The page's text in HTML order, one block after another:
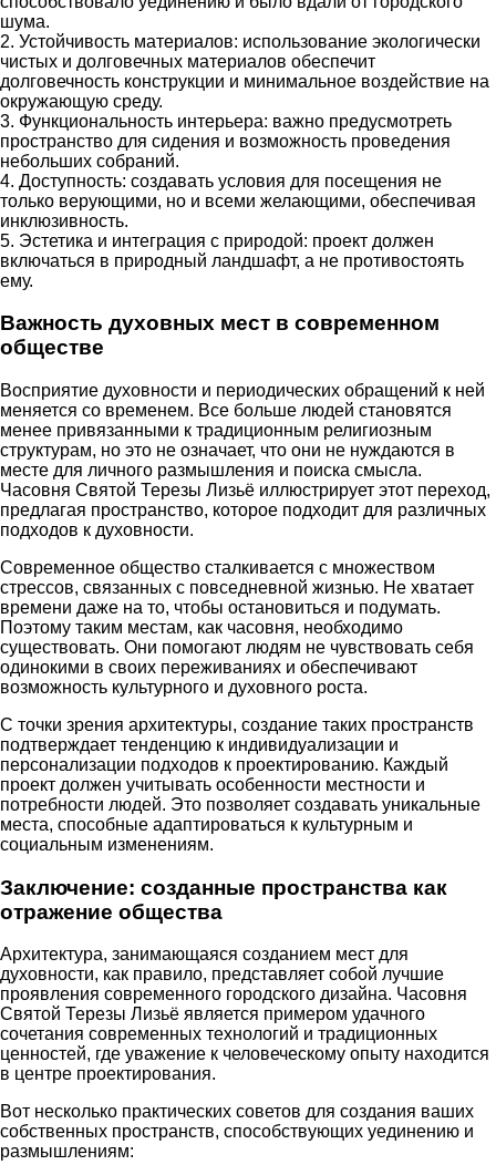
шума.
2. Устойчивость материалов: использование экологически
чистых и долговечных материалов обеспечит
долговечность конструкции и минимальное воздействие на
окружающую среду.
3. Функциональность интерьера: важно предусмотреть
пространство для сидения и возможность проведения
небольших собраний.
4. Доступность: создавать условия для посещения не
только верующими, но и всеми желающими, обеспечивая
инклюзивность.
5. Эстетика и интеграция с природой: проект должен
включаться в природный ландшафт, а не противостоять
ему.
Важность духовных мест в современном
обществе
Восприятие духовности и периодических обращений к ней
меняется со временем. Все больше людей становятся
менее привязанными к традиционным религиозным
структурам, но это не означает, что они не нуждаются в
месте для личного размышления и поиска смысла.
Часовня Святой Терезы Лизьё иллюстрирует этот переход,
предлагая пространство, которое подходит для различных
подходов к духовности.
Современное общество сталкивается с множеством
стрессов, связанных с повседневной жизнью. Не хватает
времени даже на то, чтобы остановиться и подумать.
Поэтому таким местам, как часовня, необходимо
существовать. Они помогают людям не чувствовать себя
одинокими в своих переживаниях и обеспечивают
возможность культурного и духовного роста.
С точки зрения архитектуры, создание таких пространств
подтверждает тенденцию к индивидуализации и
персонализации подходов к проектированию. Каждый
проект должен учитывать особенности местности и
потребности людей. Это позволяет создавать уникальные
места, способные адаптироваться к культурным и
социальным изменениям.
Заключение: созданные пространства как
отражение общества
Архитектура, занимающаяся созданием мест для
духовности, как правило, представляет собой лучшие
проявления современного городского дизайна. Часовня
Святой Терезы Лизьё является примером удачного
сочетания современных технологий и традиционных
ценностей, где уважение к человеческому опыту находится
в центре проектирования.
Вот несколько практических советов для создания ваших
собственных пространств, способствующих уединению и
размышлениям: